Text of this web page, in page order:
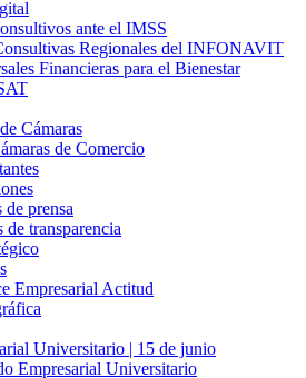
ante el IMSS
Regionales del INFONAVIT
Financieras para el Bienestar
Cámaras
de Comercio
prensa
transparencia
Empresarial Actitud
Universitario | 15 de junio
Empresarial Universitario